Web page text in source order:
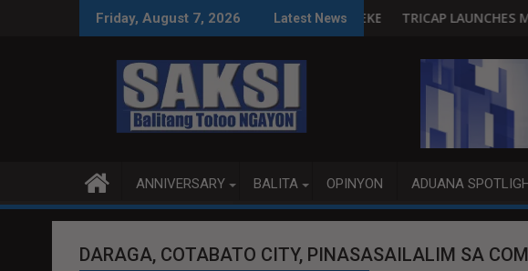
Friday, August 7, 2026 Latest News
NG NAGPALUSOT NG PEKENG YOSI?TRICAP LAUNCHES MONTH-LONG
ANNIVERSARY BALITA OPINYON ADUANA
DARAGA, COTABATO CITY, PINASASAILALIM SA